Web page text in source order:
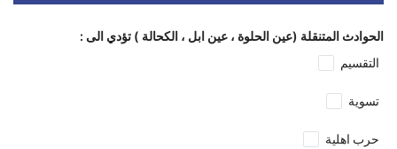
الحوادث المتنقلة (عين الحلوة ، عين ابل ، الكحالة ) تؤدي الى :
التقسيم
تسوية
حرب اهلية